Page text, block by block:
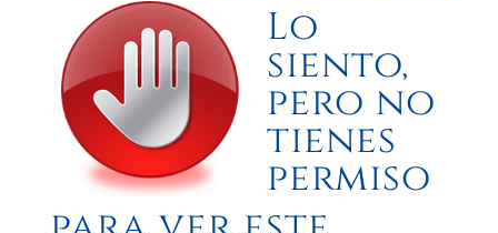
Lo
siento,
pero no
tienes
permiso